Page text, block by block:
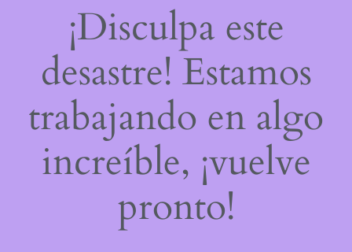
¡Disculpa este
desastre! Estamos
trabajando en algo
increíble, ¡vuelve
pronto!